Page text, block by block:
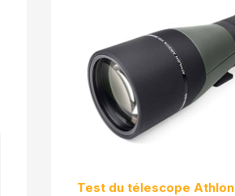
Test du télescope